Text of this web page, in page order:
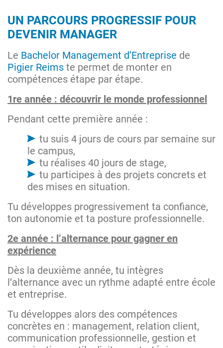
UN PARCOURS PROGRESSIF POUR
DEVENIR MANAGER
Le Bachelor Management d’Entreprise de
Pigier Reims te permet de monter en
compétences étape par étape.
1re année : découvrir le monde professionnel
Pendant cette première année :
tu suis 4 jours de cours par semaine sur
le campus,
tu réalises 40 jours de stage,
tu participes à des projets concrets et
des mises en situation.
Tu développes progressivement ta confiance,
ton autonomie et ta posture professionnelle.
2e année : l’alternance pour gagner en
expérience
Dès la deuxième année, tu intègres
l’alternance avec un rythme adapté entre école
et entreprise.
Tu développes alors des compétences
concrètes en : management, relation client,
communication professionnelle, gestion et